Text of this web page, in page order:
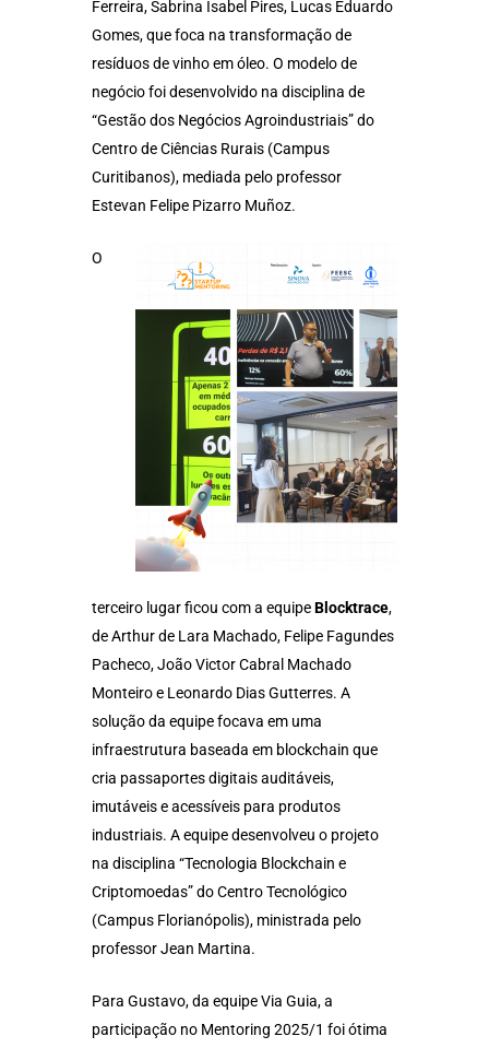
Ferreira, Sabrina Isabel Pires, Lucas Eduardo
Gomes, que foca na transformação de
resíduos de vinho em óleo. O modelo de
negócio foi desenvolvido na disciplina de
“Gestão dos Negócios Agroindustriais” do
Centro de Ciências Rurais (Campus
Curitibanos), mediada pelo professor
Estevan Felipe Pizarro Muñoz.
O
terceiro lugar ficou com a equipeBlocktrace,
de Arthur de Lara Machado, Felipe Fagundes
Pacheco, João Victor Cabral Machado
Monteiro e Leonardo Dias Gutterres. A
solução da equipe focava em uma
infraestrutura baseada em blockchain que
cria passaportes digitais auditáveis,
imutáveis e acessíveis para produtos
industriais. A equipe desenvolveu o projeto
na disciplina “Tecnologia Blockchain e
Criptomoedas” do Centro Tecnológico
(Campus Florianópolis), ministrada pelo
professor Jean Martina.
Para Gustavo, da equipe Via Guia, a
participação no Mentoring 2025/1 foi ótima